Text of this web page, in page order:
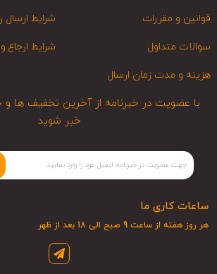
قوانین و مقررات شرایط ارسال
سوالات متداول شرایط ارجاع
هزینه و مدت زمان ارسال
با عضویت در خبرنامه از آخرین تخفیف ها و
خبر شوید
ساعات کاری ما
هر روز هفته از ساعت 9 صبح الی 18 بعد از ظهر